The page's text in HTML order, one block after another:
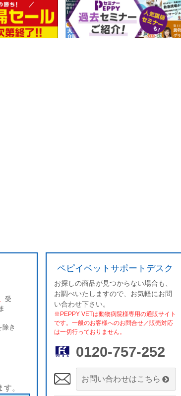
受
き
。
ペピイベットサポートデスク
お探しの商品が見つからない場合も、
お調べいたしますので、お気軽にお問
い合わせ下さい。
※PEPPY VETは動物病院様専用の通販サイト
です。一般のお客様へのお問合せ／販売対応
は一切行っておりません。
0120-757-252
お問い合わせはこちら